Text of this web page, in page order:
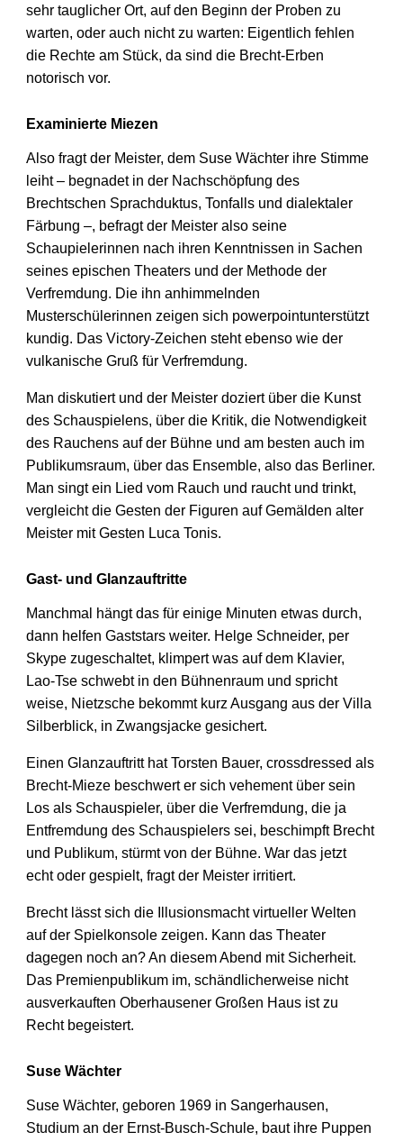
sehr tauglicher Ort, auf den Beginn der Proben zu
warten, oder auch nicht zu warten: Eigentlich fehlen
die Rechte am Stück, da sind die Brecht-Erben
notorisch vor.
Examinierte Miezen
Also fragt der Meister, dem Suse Wächter ihre Stimme
leiht – begnadet in der Nachschöpfung des
Brechtschen Sprachduktus, Tonfalls und dialektaler
Färbung –, befragt der Meister also seine
Schaupielerinnen nach ihren Kenntnissen in Sachen
seines epischen Theaters und der Methode der
Verfremdung. Die ihn anhimmelnden
Musterschülerinnen zeigen sich powerpointunterstützt
kundig. Das Victory-Zeichen steht ebenso wie der
vulkanische Gruß für Verfremdung.
Man diskutiert und der Meister doziert über die Kunst
des Schauspielens, über die Kritik, die Notwendigkeit
des Rauchens auf der Bühne und am besten auch im
Publikumsraum, über das Ensemble, also das Berliner.
Man singt ein Lied vom Rauch und raucht und trinkt,
vergleicht die Gesten der Figuren auf Gemälden alter
Meister mit Gesten Luca Tonis.
Gast- und Glanzauftritte
Manchmal hängt das für einige Minuten etwas durch,
dann helfen Gaststars weiter. Helge Schneider, per
Skype zugeschaltet, klimpert was auf dem Klavier,
Lao-Tse schwebt in den Bühnenraum und spricht
weise, Nietzsche bekommt kurz Ausgang aus der Villa
Silberblick, in Zwangsjacke gesichert.
Einen Glanzauftritt hat Torsten Bauer, crossdressed als
Brecht-Mieze beschwert er sich vehement über sein
Los als Schauspieler, über die Verfremdung, die ja
Entfremdung des Schauspielers sei, beschimpft Brecht
und Publikum, stürmt von der Bühne. War das jetzt
echt oder gespielt, fragt der Meister irritiert.
Brecht lässt sich die Illusionsmacht virtueller Welten
auf der Spielkonsole zeigen. Kann das Theater
dagegen noch an? An diesem Abend mit Sicherheit.
Das Premienpublikum im, schändlicherweise nicht
ausverkauften Oberhausener Großen Haus ist zu
Recht begeistert.
Suse Wächter
Suse Wächter, geboren 1969 in Sangerhausen,
Studium an der Ernst-Busch-Schule, baut ihre Puppen